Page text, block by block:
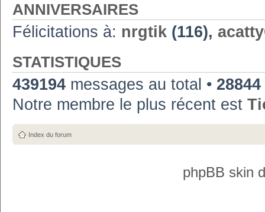
ANNIVERSAIRES
Félicitations à: nrgtik (116),
STATISTIQUES
439194 messages au total • 28844
Notre membre le plus récent est
Index du forum
phpBB skin